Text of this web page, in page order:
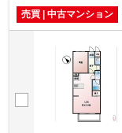
売買 | 中古マンション